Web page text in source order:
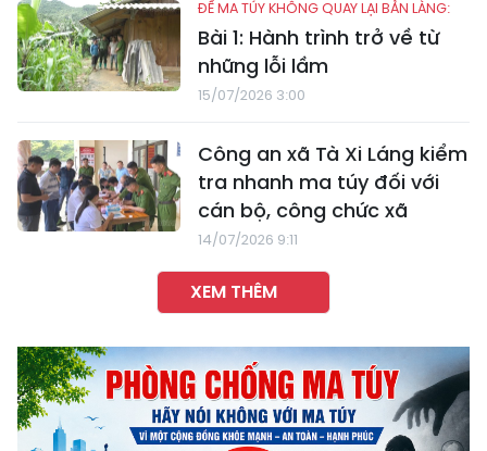
ĐỂ MA TÚY KHÔNG QUAY LẠI BẢN LÀNG:
Bài 1: Hành trình trở về từ
những lỗi lầm
15/07/2026 3:00
Công an xã Tà Xi Láng kiểm
tra nhanh ma túy đối với
cán bộ, công chức xã
14/07/2026 9:11
XEM THÊM